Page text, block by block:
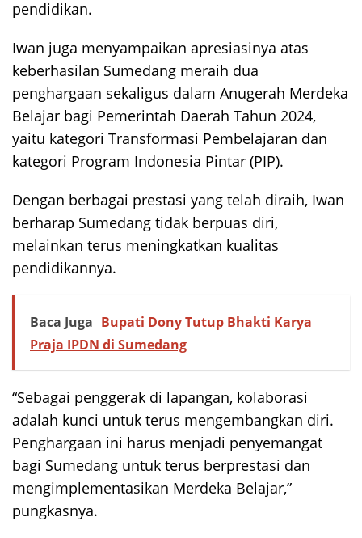
pendidikan.
Iwan juga menyampaikan apresiasinya atas
keberhasilan Sumedang meraih dua
penghargaan sekaligus dalam Anugerah Merdeka
Belajar bagi Pemerintah Daerah Tahun 2024,
yaitu kategori Transformasi Pembelajaran dan
kategori Program Indonesia Pintar (PIP).
Dengan berbagai prestasi yang telah diraih, Iwan
berharap Sumedang tidak berpuas diri,
melainkan terus meningkatkan kualitas
pendidikannya.
Baca Juga Bupati Dony Tutup Bhakti Karya
Praja IPDN di Sumedang
“Sebagai penggerak di lapangan, kolaborasi
adalah kunci untuk terus mengembangkan diri.
Penghargaan ini harus menjadi penyemangat
bagi Sumedang untuk terus berprestasi dan
mengimplementasikan Merdeka Belajar,”
pungkasnya.